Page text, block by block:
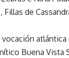
de
Buena